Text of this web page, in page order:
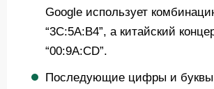
Google использует
“3C:5A:B4”, а китайский
“00:9A:CD”.
Последующие цифры и